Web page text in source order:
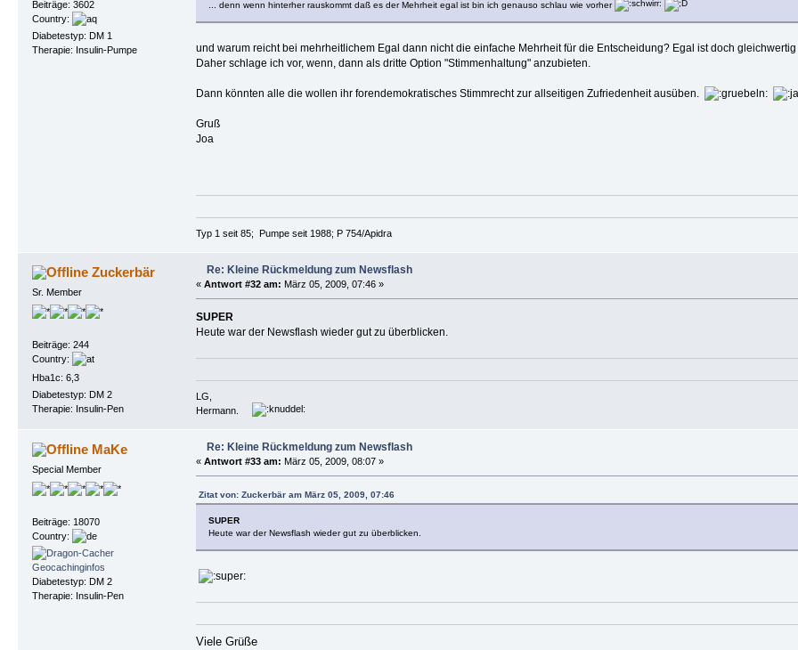
Beiträge: 3602
Country:
Diabetestyp: DM 1
Therapie: Insulin-Pumpe
... denn wenn hinterher rauskommt daß es der Mehrheit egal ist bin ich genauso schlau wie vorher
und warum reicht bei mehrheitlichem Egal dann nicht die einfache Mehrheit für die Entscheidung? Egal ist doch
Daher schlage ich vor, wenn, dann als dritte Option "Stimmenhaltung" anzubieten.
Dann könnten alle die wollen ihr forendemokratisches Stimmrecht zur allseitigen Zufriedenheit ausüben.
Gruß
Joa
Typ 1 seit 85; Pumpe seit 1988; P 754/Apidra
Zuckerbär
Sr. Member
Beiträge: 244
Country:
Hba1c: 6,3
Diabetestyp: DM 2
Therapie: Insulin-Pen
Re: Kleine Rückmeldung zum Newsflash
« Antwort #32 am: März 05, 2009, 07:46 »
SUPER
Heute war der Newsflash wieder gut zu überblicken.
LG,
Hermann.
MaKe
Special Member
Beiträge: 18070
Country:
Diabetestyp: DM 2
Therapie: Insulin-Pen
Re: Kleine Rückmeldung zum Newsflash
« Antwort #33 am: März 05, 2009, 08:07 »
Zitat von: Zuckerbär am März 05, 2009, 07:46
SUPER
Heute war der Newsflash wieder gut zu überblicken.
Viele Grüße